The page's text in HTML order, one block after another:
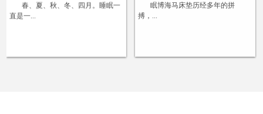
春、夏、秋、冬、四月。睡眠一
直是一...
眠博海马床垫历经多年的拼
搏，...